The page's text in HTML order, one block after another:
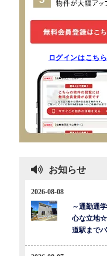
ログインはこちら
お知らせ